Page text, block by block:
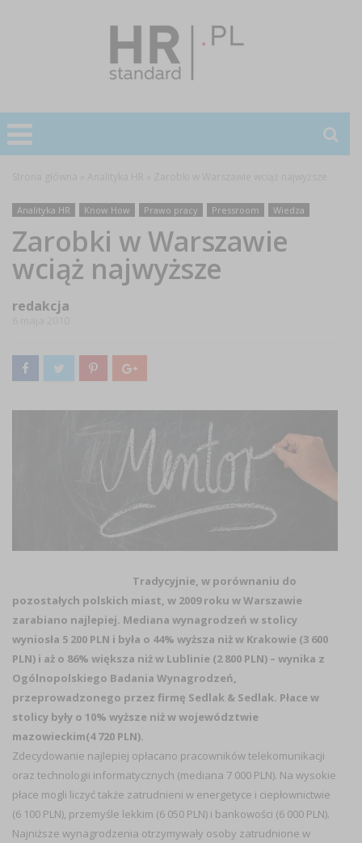
Analityka HR Know How Prawo pracy Pressroom Wiedza
Zarobki w Warszawie
wciąż najwyższe
redakcja
Tradycyjnie, w porównaniu do
pozostałych polskich miast, w 2009 roku w Warszawie
zarabiano najlepiej. Mediana wynagrodzeń w stolicy
wyniosła 5 200 PLN i była o 44% wyższa niż w Krakowie (3 600
PLN) i aż o 86% większa niż w Lublinie (2 800 PLN) – wynika z
Ogólnopolskiego Badania Wynagrodzeń,
przeprowadzonego przez firmę Sedlak & Sedlak. Płace w
stolicy były o 10% wyższe niż w województwie
mazowieckim(4 720 PLN).
Zdecydowanie najlepiej opłacano pracowników telekomunikacji
oraz technologii informatycznych (mediana 7 000 PLN). Na wysokie
płace mogli liczyć także zatrudnieni w energetyce i ciepłownictwie
(6 100 PLN), przemyśle lekkim (6 050 PLN) i bankowości (6 000 PLN).
Najniższe wynagrodzenia otrzymywały osoby zatrudnione w